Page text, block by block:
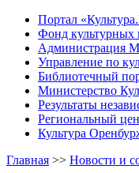
Портал
Фонд культурных
Администрация
Управление по
Библиотечный
Министерство
Результаты
Региональный
Культура
Главная >> Новости и